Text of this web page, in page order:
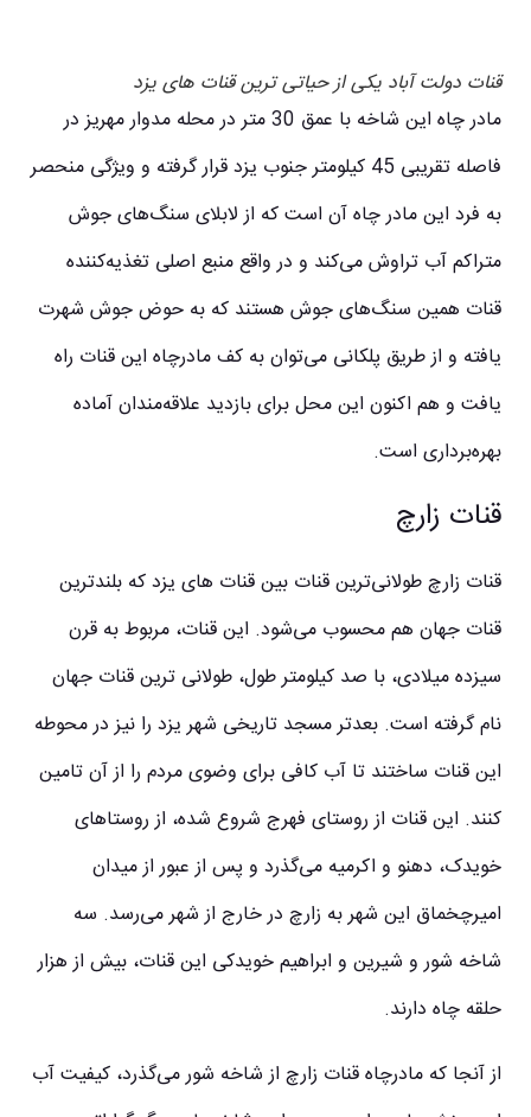
قنات دولت آباد یکی از حیاتی ترین قنات های یزد
مادر چاه این شاخه با عمق 30 متر در محله مدوار مهریز در
فاصله تقریبی 45 کیلومتر جنوب یزد قرار گرفته و ویژگی منحصر
به فرد این مادر چاه آن است که از لابلای سنگ‌های جوش
متراکم آب تراوش می‌کند و در واقع منبع اصلی تغذیه‌کننده
قنات همین سنگ‌های جوش هستند که به حوض جوش شهرت
یافته و از طریق پلکانی می‌توان به کف مادرچاه این قنات راه
یافت و هم اکنون این محل برای بازدید علاقه‌مندان آماده
بهره‌برداری است.
قنات زارچ
قنات زارچ طولانی‌ترین قنات بین قنات های یزد که بلندترین
قنات جهان هم محسوب می‌شود. این قنات، مربوط به قرن
سیزده میلادی، با صد کیلومتر طول، طولانی ترین قنات جهان
نام گرفته است. بعدتر مسجد تاریخی شهر یزد را نیز در محوطه
این قنات ساختند تا آب کافی برای وضوی مردم را از آن تامین
کنند. این قنات از روستای فهرج شروع شده، از روستاهای
خویدک، دهنو و اکرمیه می‌گذرد و پس از عبور از میدان
امیرچخماق این شهر به زارچ در خارج از شهر می‌رسد. سه
شاخه شور و شیرین و ابراهیم خویدکی این قنات، بیش از هزار
حلقه چاه دارند.
از آنجا که مادرچاه قنات زارچ از شاخه شور می‌گذرد، کیفیت آب